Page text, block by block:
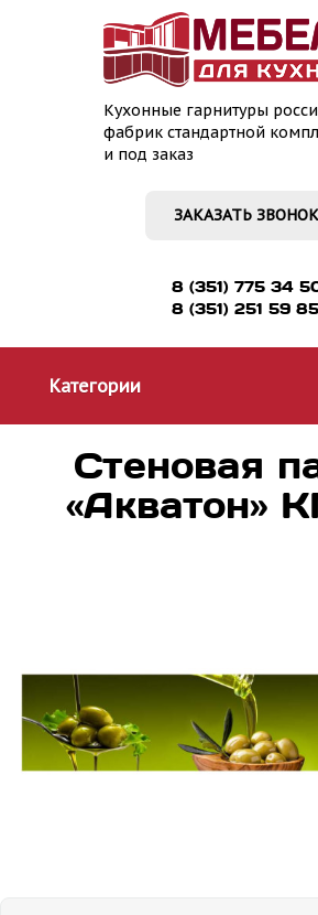
Кухонные гарнитуры
фабрик стандартной
и под заказ
ЗАКАЗАТЬ ЗВОНОК
8 (351) 775 34
8 (351) 251 59 85
Категории
Стеновая
«Акватон»